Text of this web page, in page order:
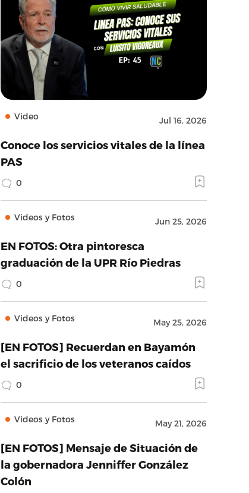
Video Jul 16, 2026
Conoce los servicios vitales de la línea
PAS
0
Videos y Fotos Jun 25, 2026
EN FOTOS: Otra pintoresca
graduación de la UPR Río Piedras
0
Videos y Fotos May 25, 2026
[EN FOTOS] Recuerdan en Bayamón
el sacrificio de los veteranos caídos
0
Videos y Fotos May 21, 2026
[EN FOTOS] Mensaje de Situación de
la gobernadora Jenniffer González
Colón